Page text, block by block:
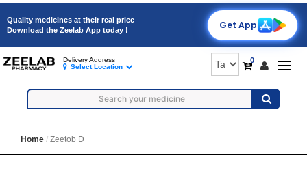
Quality medicines at their real price
Download the Zeelab App today !
Get App
0
Delivery Address
Select Location
Home Zeetob D